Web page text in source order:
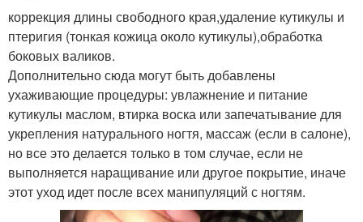
коррекция длины свободного края,удаление кутикулы и
птеригия (тонкая кожица около кутикулы),обработка
боковых валиков.
Дополнительно сюда могут быть добавлены
ухаживающие процедуры: увлажнение и питание
кутикулы маслом, втирка воска или запечатывание для
укрепления натурального ногтя, массаж (если в салоне),
но все это делается только в том случае, если не
выполняется наращивание или другое покрытие, иначе
этот уход идет после всех манипуляций с ногтям.